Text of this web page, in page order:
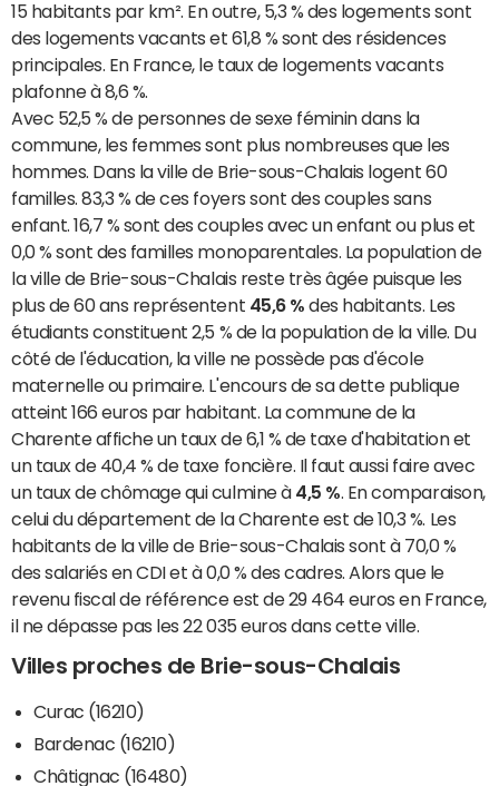
15 habitants par km². En outre, 5,3 % des logements sont
des logements vacants et 61,8 % sont des résidences
principales. En France, le taux de logements vacants
plafonne à 8,6 %.
Avec 52,5 % de personnes de sexe féminin dans la
commune, les femmes sont plus nombreuses que les
hommes. Dans la ville de Brie-sous-Chalais logent 60
familles. 83,3 % de ces foyers sont des couples sans
enfant. 16,7 % sont des couples avec un enfant ou plus et
0,0 % sont des familles monoparentales. La population de
la ville de Brie-sous-Chalais reste très âgée puisque les
plus de 60 ans représentent 45,6 % des habitants. Les
étudiants constituent 2,5 % de la population de la ville. Du
côté de l'éducation, la ville ne possède pas d'école
maternelle ou primaire. L'encours de sa dette publique
atteint 166 euros par habitant. La commune de la
Charente affiche un taux de 6,1 % de taxe d'habitation et
un taux de 40,4 % de taxe foncière. Il faut aussi faire avec
un taux de chômage qui culmine à 4,5 % . En comparaison,
celui du département de la Charente est de 10,3 %. Les
habitants de la ville de Brie-sous-Chalais sont à 70,0 %
des salariés en CDI et à 0,0 % des cadres. Alors que le
revenu fiscal de référence est de 29 464 euros en France,
il ne dépasse pas les 22 035 euros dans cette ville.
Villes proches de Brie-sous-Chalais
Curac (16210)
Bardenac (16210)
Châtignac (16480)